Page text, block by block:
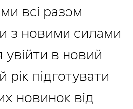
всі разом
з новими силами
увійти в новий
рік підготувати
новинок від